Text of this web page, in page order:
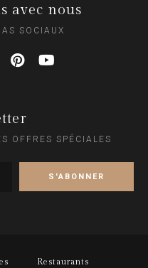
avec nous
SOCIAUX
OFFRES SPÉCIALES
Restaurants